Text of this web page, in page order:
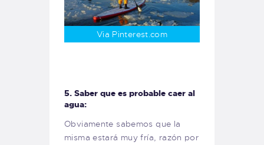
Via Pinterest.com
5. Saber que es probable caer al
agua:
Obviamente sabemos que la
misma estará muy fría, razón por